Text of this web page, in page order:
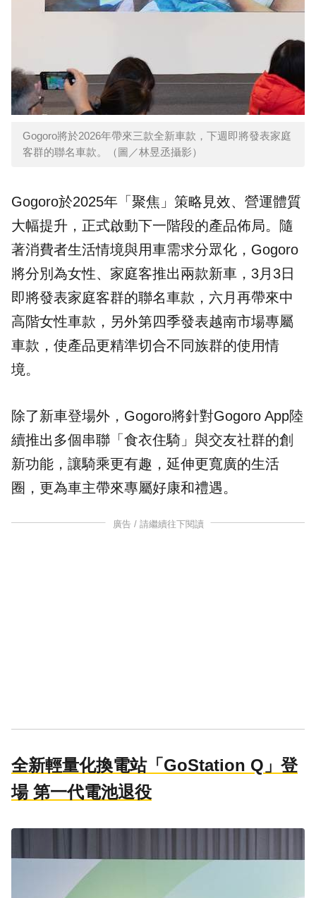
Gogoro將於2026年帶來三款全新車款，下週即將發表家庭
客群的聯名車款。（圖／林昱丞攝影）
Gogoro於2025年「聚焦」策略見效、營運體質
大幅提升，正式啟動下一階段的產品佈局。隨
著消費者生活情境與用車需求分眾化，Gogoro
將分別為女性、家庭客推出兩款新車，3月3日
即將發表家庭客群的聯名車款，六月再帶來中
高階女性車款，另外第四季發表越南市場專屬
車款，使產品更精準切合不同族群的使用情
境。
除了新車登場外，Gogoro將針對Gogoro App陸
續推出多個串聯「食衣住騎」與交友社群的創
新功能，讓騎乘更有趣，延伸更寬廣的生活
圈，更為車主帶來專屬好康和禮遇。
廣告 / 請繼續往下閱讀
全新輕量化換電站「GoStation Q」登
場 第一代電池退役